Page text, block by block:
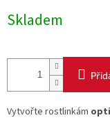
cena:
Skladem
Vytvořte rostlinkám